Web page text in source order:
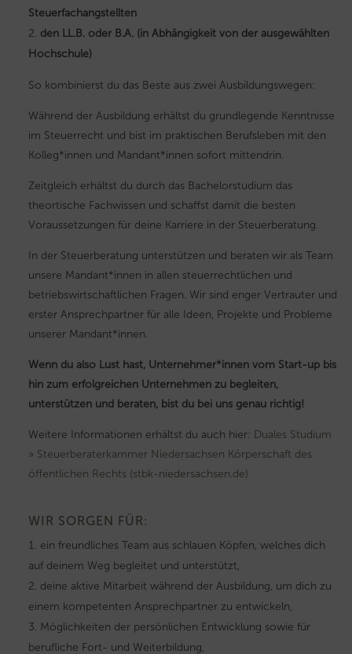
Steuerfachangstellten
den LL.B. oder B.A. (in Abhängigkeit von der ausgewählten
Hochschule)
So kombinierst du das Beste aus zwei Ausbildungswegen:
Während der Ausbildung erhältst du grundlegende Kenntnisse
im Steuerrecht und bist im praktischen Berufsleben mit den
Kolleg*innen und Mandant*innen sofort mittendrin.
Zeitgleich erhältst du durch das Bachelorstudium das
theortische Fachwissen und schaffst damit die besten
Voraussetzungen für deine Karriere in der Steuerberatung.
In der Steuerberatung unterstützen und beraten wir als Team
unsere Mandant*innen in allen steuerrechtlichen und
betriebswirtschaftlichen Fragen. Wir sind enger Vertrauter und
erster Ansprechpartner für alle Ideen, Projekte und Probleme
unserer Mandant*innen.
Wenn du also Lust hast, Unternehmer*innen vom Start-up bis
hin zum erfolgreichen Unternehmen zu begleiten,
unterstützen und beraten, bist du bei uns genau richtig!
Weitere Informationen erhältst du auch hier: Duales Studium
» Steuerberaterkammer Niedersachsen Körperschaft des
öffentlichen Rechts (stbk-niedersachsen.de)
WIR SORGEN FÜR:
ein freundliches Team aus schlauen Köpfen, welches dich
auf deinem Weg begleitet und unterstützt,
deine aktive Mitarbeit während der Ausbildung, um dich zu
einem kompetenten Ansprechpartner zu entwickeln,
Möglichkeiten der persönlichen Entwicklung sowie für
berufliche Fort- und Weiterbildung,